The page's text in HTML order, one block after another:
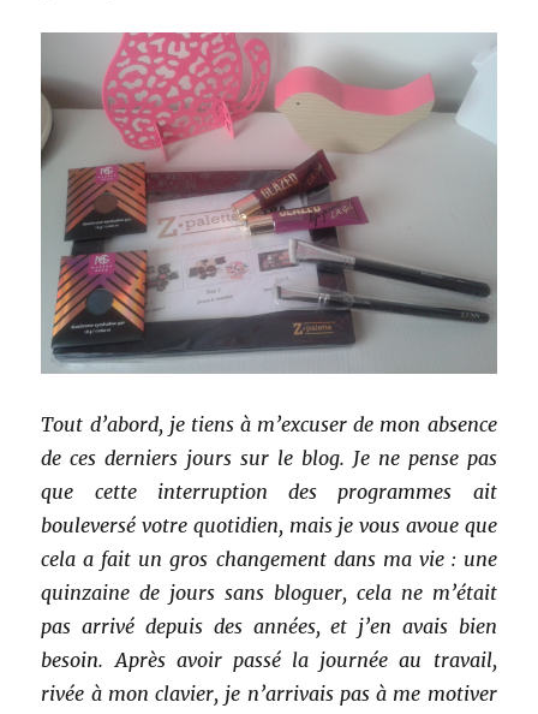
Tout d’abord, je tiens à m’excuser de mon absence
de ces derniers jours sur le blog. Je ne pense pas
que cette interruption des programmes ait
bouleversé votre quotidien, mais je vous avoue que
cela a fait un gros changement dans ma vie : une
quinzaine de jours sans bloguer, cela ne m’était
pas arrivé depuis des années, et j’en avais bien
besoin. Après avoir passé la journée au travail,
rivée à mon clavier, je n’arrivais pas à me motiver